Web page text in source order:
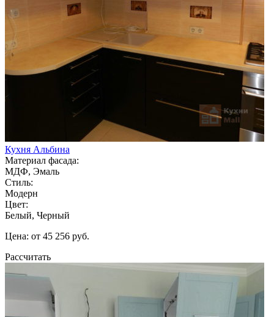
Кухня Альбина
Материал фасада:
МДФ, Эмаль
Стиль:
Модерн
Цвет:
Белый, Черный
Цена: от 45 256 руб.
Рассчитать